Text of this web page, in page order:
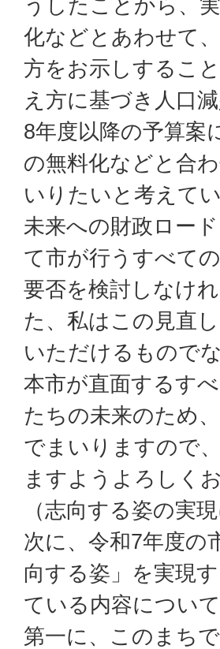
うしたことから、
化などとあわせて
方をお示しするこ
え方に基づき人口
8年度以降の予算案
の無料化などと合
いりたいと考えてい
未来への財政ロー
て市が行うすべて
要否を検討しなけ
た、私はこの見直
いただけるもので
本市が直面するす
たちの未来のため
でまいりますので
ますようよろしく
（志向する姿の実
次に、令和7年度の
向する姿」を実現
ている内容につい
第一に、このまち